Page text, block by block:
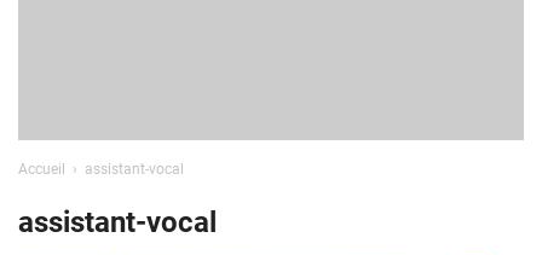
Accueil assistant-vocal
assistant-vocal